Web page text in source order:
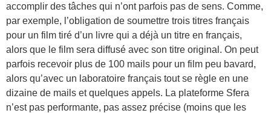
accomplir des tâches qui n’ont parfois pas de sens. Comme,
par exemple, l’obligation de soumettre trois titres français
pour un film tiré d’un livre qui a déjà un titre en français,
alors que le film sera diffusé avec son titre original. On peut
parfois recevoir plus de 100 mails pour un film peu bavard,
alors qu’avec un laboratoire français tout se règle en une
dizaine de mails et quelques appels. La plateforme Sfera
n’est pas performante, pas assez précise (moins que les